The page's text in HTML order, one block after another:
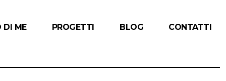
DI ME PROGETTI BLOG CONTATTI